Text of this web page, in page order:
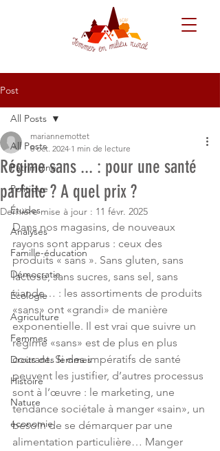
Post
All Posts
Patrimoine
Politique
Études
Analyses
Famille-éducation
Démocratie
Écologie
Agriculture
Femmes
Droits des femmes
Histoire
Nature
économie
All Posts
Régime sans ... : pour une santé
parfaite ? A quel prix ?
mariannemottet
8 oct. 2024 1 min de lecture
Dernière mise à jour : 11 févr. 2025
Dans nos magasins, de nouveaux
rayons sont apparus : ceux des
produits « sans ». Sans gluten, sans
lactose, sans sucres, sans sel, sans
viande… : les assortiments de produits
«sans» ont «grandi» de manière
exponentielle. Il est vrai que suivre un
régime «sans» est de plus en plus
courant. Si des impératifs de santé
peuvent les justifier, d’autres processus
sont à l’œuvre : le marketing, une
tendance sociétale à manger «sain», un
besoin de se démarquer par une
alimentation particulière… Manger